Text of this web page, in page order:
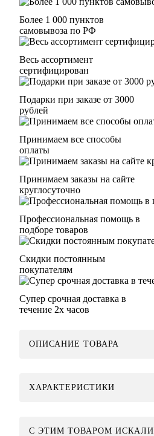
Более 1 000 пунктов
самовывоза по РФ
Весь ассортимент
сертифицирован
Подарки при заказе от 3000
рублей
Принимаем все способы
оплаты
Принимаем заказы на сайте
круглосуточно
Профессиональная помощь в
подборе товаров
Скидки постоянным
покупателям
Супер срочная доставка в
течение 2х часов
ОПИСАНИЕ ТОВАРА
ХАРАКТЕРИСТИКИ
C ЭТИМ ТОВАРОМ ИСКАЛИ